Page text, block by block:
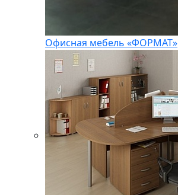
Офисная мебель «ФОРМАТ»